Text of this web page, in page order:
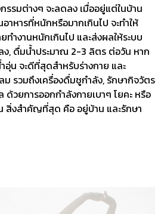
รรมต่างๆ จะลดลง เมื่ออยู่แต่ในบ้าน
าหารที่หนักหรือมากเกินไป จะทำให้
ทำงานหนักเกินไป และส่งผลให้ระบบ
, ดื่มน้ำประมาณ 2-3 ลิตร ต่อวัน หาก
น จะดีที่สุดสำหรับร่างกาย และ
รวมถึงเครื่องดื่มชูกำลัง, รักษากิจวัตร
วยการออกกำลังกายเบาๆ โยคะ หรือ
สิ่งสำคัญที่สุด คือ อยู่บ้าน และรักษา